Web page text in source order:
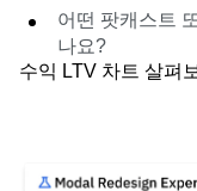
어떤 팟캐스트
나요?
수익 LTV 차트 살펴